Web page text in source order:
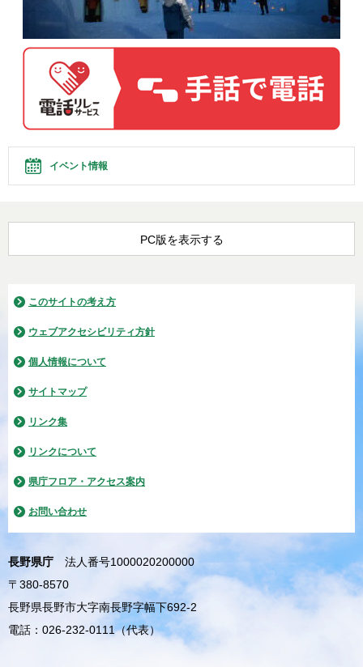
イベント情報
PC版を表示する
このサイトの考え方
ウェブアクセシビリティ方針
個人情報について
サイトマップ
リンク集
リンクについて
県庁フロア・アクセス案内
お問い合わせ
長野県庁
法人番号1000020200000
〒380-8570
長野県長野市大字南長野字幅下692-2
電話：026-232-0111（代表）